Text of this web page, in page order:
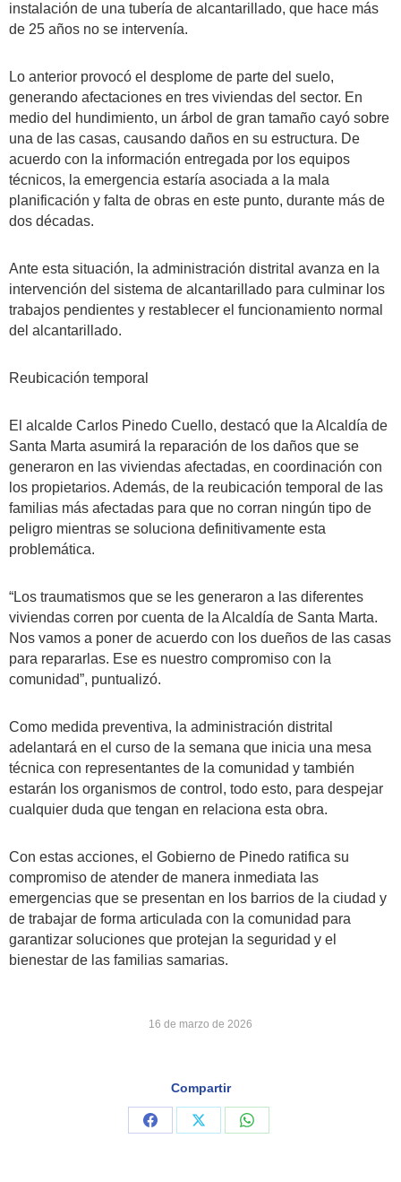
instalación de una tubería de alcantarillado, que hace más
de 25 años no se intervenía.
Lo anterior provocó el desplome de parte del suelo,
generando afectaciones en tres viviendas del sector. En
medio del hundimiento, un árbol de gran tamaño cayó sobre
una de las casas, causando daños en su estructura. De
acuerdo con la información entregada por los equipos
técnicos, la emergencia estaría asociada a la mala
planificación y falta de obras en este punto, durante más de
dos décadas.
Ante esta situación, la administración distrital avanza en la
intervención del sistema de alcantarillado para culminar los
trabajos pendientes y restablecer el funcionamiento normal
del alcantarillado.
Reubicación temporal
El alcalde Carlos Pinedo Cuello, destacó que la Alcaldía de
Santa Marta asumirá la reparación de los daños que se
generaron en las viviendas afectadas, en coordinación con
los propietarios. Además, de la reubicación temporal de las
familias más afectadas para que no corran ningún tipo de
peligro mientras se soluciona definitivamente esta
problemática.
“Los traumatismos que se les generaron a las diferentes
viviendas corren por cuenta de la Alcaldía de Santa Marta.
Nos vamos a poner de acuerdo con los dueños de las casas
para repararlas. Ese es nuestro compromiso con la
comunidad”, puntualizó.
Como medida preventiva, la administración distrital
adelantará en el curso de la semana que inicia una mesa
técnica con representantes de la comunidad y también
estarán los organismos de control, todo esto, para despejar
cualquier duda que tengan en relaciona esta obra.
Con estas acciones, el Gobierno de Pinedo ratifica su
compromiso de atender de manera inmediata las
emergencias que se presentan en los barrios de la ciudad y
de trabajar de forma articulada con la comunidad para
garantizar soluciones que protejan la seguridad y el
bienestar de las familias samarias.
16 de marzo de 2026
Compartir
Share
Share
Share